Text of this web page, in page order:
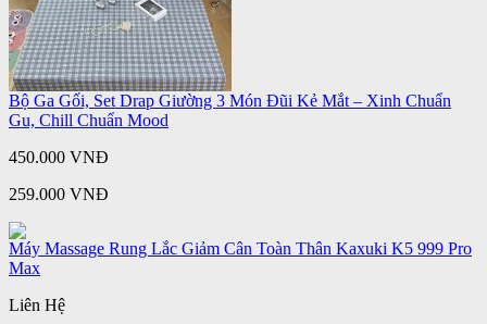
Bộ Ga Gối, Set Drap Giường 3 Món Đũi Kẻ Mắt – Xinh Chuẩn
Gu, Chill Chuẩn Mood
450.000 VNĐ
259.000 VNĐ
Máy Massage Rung Lắc Giảm Cân Toàn Thân Kaxuki K5 999 Pro
Max
Liên Hệ